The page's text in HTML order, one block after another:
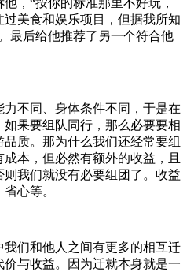
美食和娱乐项目，但据我所知
最后给他推荐了另一个符合他
不同、身体条件不同，于是在
果要组队同行，那么必要要相
质。那为什么我们还经常要组
本，但必然有额外的收益，且
我们就没有必要组团了。收益
心等。
们和他人之间有更多的相互迁
与收益。因为迁就本身就是一